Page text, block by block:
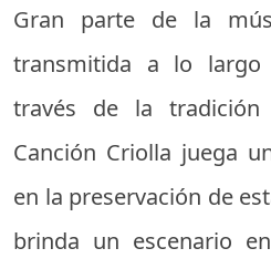
Gran parte de la
transmitida a lo largo
través de la
Canción Criolla juega
en la preservación de
brinda un escenario